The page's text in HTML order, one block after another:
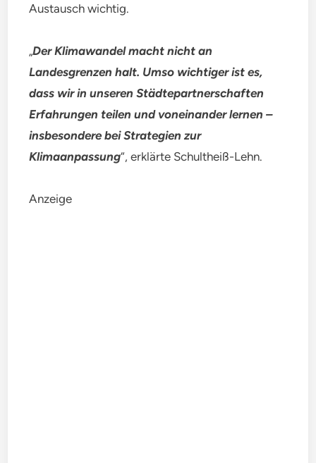
Austausch wichtig.
„Der Klimawandel macht nicht an
Landesgrenzen halt. Umso wichtiger ist es,
dass wir in unseren Städtepartnerschaften
Erfahrungen teilen und voneinander lernen –
insbesondere bei Strategien zur
Klimaanpassung“, erklärte Schultheiß-Lehn.
Anzeige